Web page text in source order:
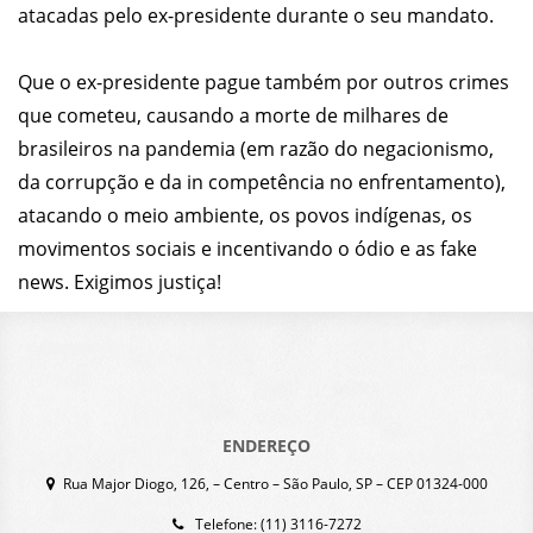
atacadas pelo ex-presidente durante o seu mandato.
Que o ex-presidente pague também por outros crimes
que cometeu, causando a morte de milhares de
brasileiros na pandemia (em razão do negacionismo,
da corrupção e da in competência no enfrentamento),
atacando o meio ambiente, os povos indígenas, os
movimentos sociais e incentivando o ódio e as fake
news. Exigimos justiça!
ENDEREÇO
Rua Major Diogo, 126, – Centro – São Paulo, SP – CEP 01324-000
Telefone: (11) 3116-7272